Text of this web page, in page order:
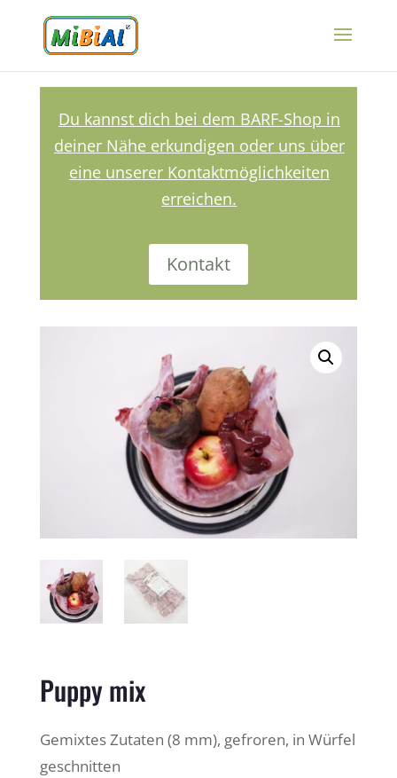
Du kannst dich bei dem BARF-Shop in
deiner Nähe erkundigen oder uns über
eine unserer Kontaktmöglichkeiten
erreichen.
Kontakt
Puppy mix
Gemixtes Zutaten (8 mm), gefroren, in Würfel
geschnitten